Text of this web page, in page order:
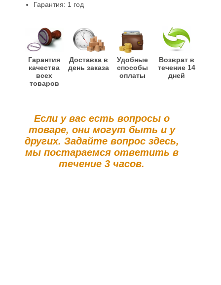
Гарантия: 1 год
Гарантия
качества
всех
товаров
Доставка в
день заказа
Удобные
способы
оплаты
Возврат в
течение 14
дней
Если у вас есть вопросы о
товаре, они могут быть и у
других. Задайте вопрос здесь,
мы постараемся ответить в
течение 3 часов.